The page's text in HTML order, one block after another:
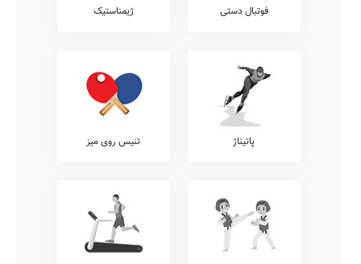
فوتبال دستی ژیمناستیک
پاتیناژ تنیس روی میز